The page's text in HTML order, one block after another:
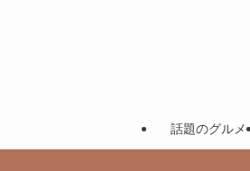
話題のグルメ